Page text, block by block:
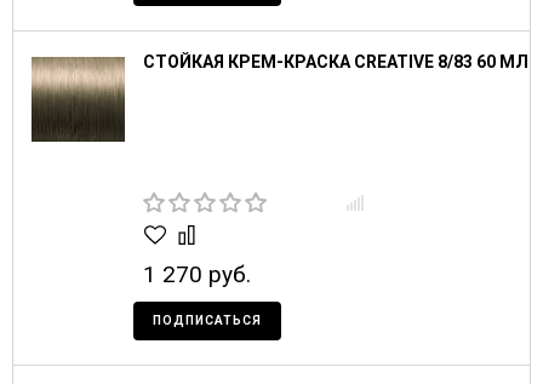
СТОЙКАЯ КРЕМ-КРАСКА CREATIVE 8/83 60 МЛ
1 270 руб.
ПОДПИСАТЬСЯ